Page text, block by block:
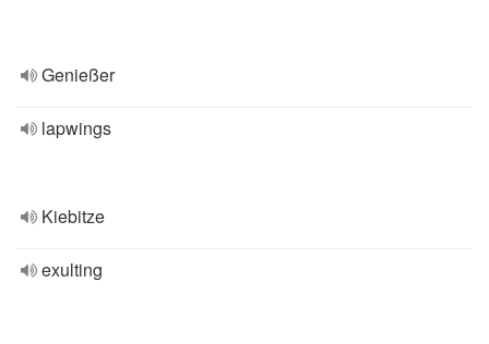
Genießer
lapwings
Kiebitze
exulting